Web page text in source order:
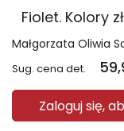
Fiolet. Kolory
Małgorzata Oliwia
Sug. cena det.
Zaloguj się,